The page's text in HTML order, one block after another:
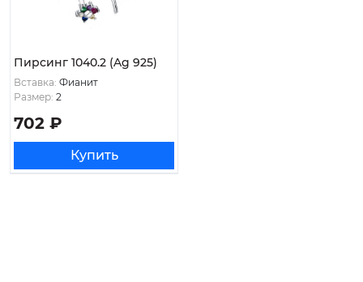
Пирсинг 1040.2 (Ag 925)
Вставка: Фианит
Размер: 2
702 ₽
Купить